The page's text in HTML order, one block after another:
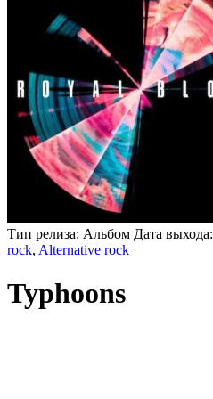
Тип релиза: Альбом Дата выхода:
rock, Alternative rock
Typhoons